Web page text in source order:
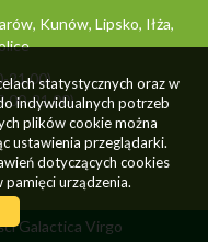
Kunów, Lipsko, Iłża,
21.00)
8.00-21.00)
Galactica Virgo
statystycznych oraz w
indywidualnych potrzeb
plików cookie można
ustawienia przeglądarki.
dotyczących cookies
pamięci urządzenia.